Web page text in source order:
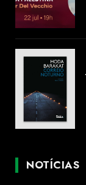
NOTÍCIAS